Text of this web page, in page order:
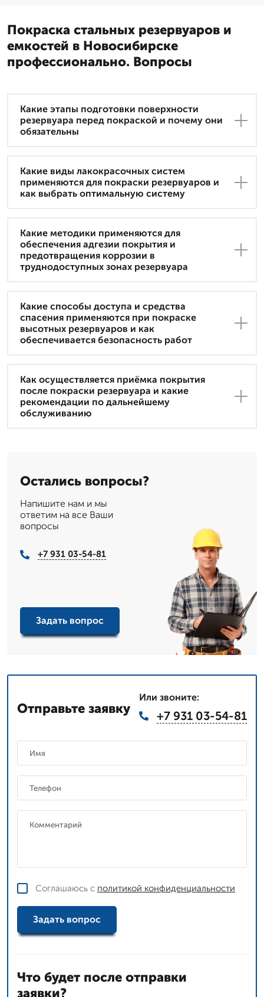
Покраска стальных резервуаров и
емкостей в Новосибирске
профессионально. Вопросы
Какие этапы подготовки поверхности
резервуара перед покраской и почему они
обязательны
Какие виды лакокрасочных систем
применяются для покраски резервуаров и
как выбрать оптимальную систему
Какие методики применяются для
обеспечения адгезии покрытия и
предотвращения коррозии в
труднодоступных зонах резервуара
Какие способы доступа и средства
спасения применяются при покраске
высотных резервуаров и как
обеспечивается безопасность работ
Как осуществляется приёмка покрытия
после покраски резервуара и какие
рекомендации по дальнейшему
обслуживанию
Остались вопросы?
Напишите нам и мы
ответим на все Ваши
вопросы
+7 931 03-54-81
Задать вопрос
Отправьте заявку
Или звоните:
+7 931 03-54-81
Соглашаюсь с политикой конфиденциальности
Задать вопрос
Что будет после отправки
заявки?